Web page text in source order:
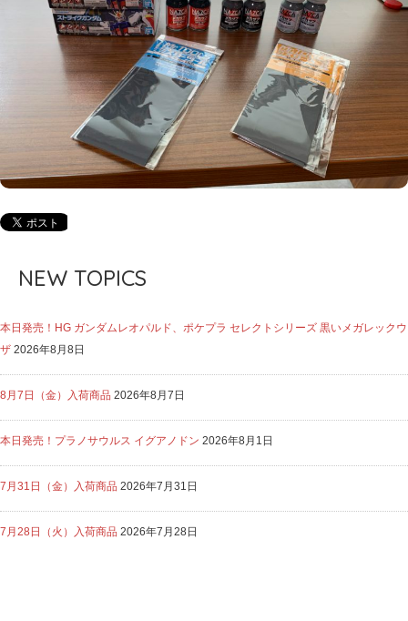
NEW TOPICS
本日発売！HG ガンダムレオパルド、ポケプラ セレクトシリーズ 黒いメガレックウ
ザ 2026年8月8日
8月7日（金）入荷商品 2026年8月7日
本日発売！プラノサウルス イグアノドン 2026年8月1日
7月31日（金）入荷商品 2026年7月31日
7月28日（火）入荷商品 2026年7月28日